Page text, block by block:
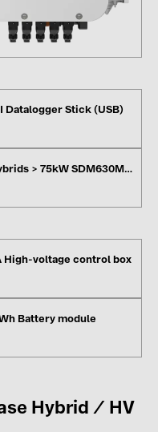
Datalogger Stick (USB)
Solis 3ph Meter for 3ph Hybrids > 75kW SDM630MCT-V2 + AKH-0.66K-80*40-600A
High-voltage control box
Battery module
Hybrid / HV